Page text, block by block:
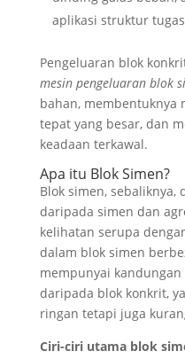
aplikasi struktur
Pengeluaran blok
mesin pengeluaran blok
bahan, membentuknya
tepat yang besar, dan
keadaan terkawal.
Apa itu Blok Simen?
Blok simen,
daripada simen dan
kelihatan serupa
dalam blok simen
mempunyai
daripada blok konkrit,
ringan tetapi juga
Ciri-ciri utama blok